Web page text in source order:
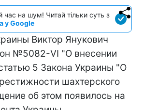
час на шум! Читай тільки суть з
у Google
Виктор Янукович
№5082-VI "О внесении
5 Закона Украины "О
шахтерского
об этом появилось на